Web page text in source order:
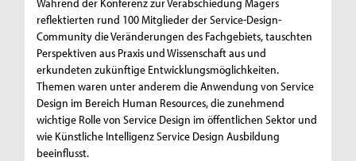
reflektierten rund 100 Mitglieder der Service-Design-
Community die Veränderungen des Fachgebiets, tauschten
Perspektiven aus Praxis und Wissenschaft aus und
erkundeten zukünftige Entwicklungsmöglichkeiten.
Themen waren unter anderem die Anwendung von Service
Design im Bereich Human Resources, die zunehmend
wichtige Rolle von Service Design im öffentlichen Sektor und
wie Künstliche Intelligenz Service Design Ausbildung
beeinflusst.